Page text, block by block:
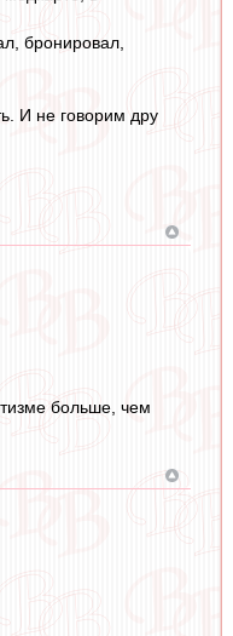
бронировал,
И не говорим дру
больше, чем